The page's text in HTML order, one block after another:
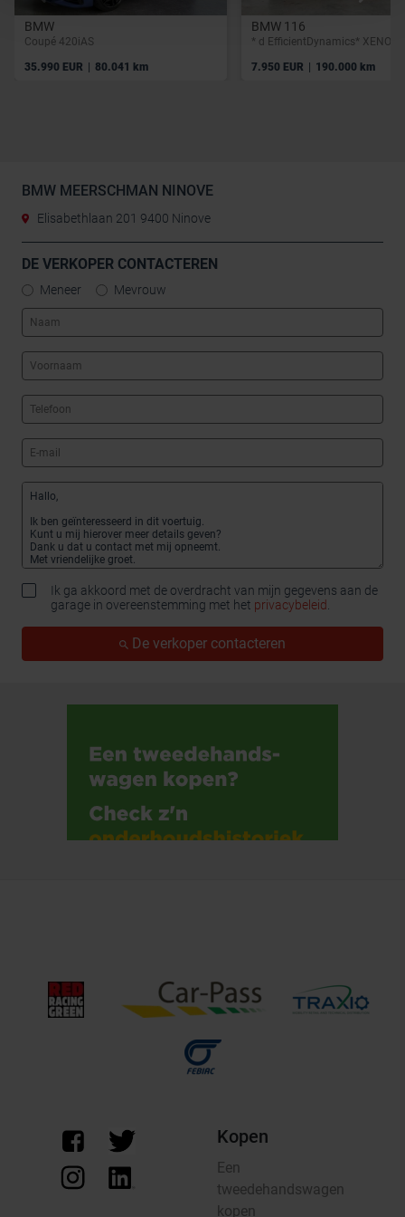
BMW
Coupé 420iAS
35.990 EUR | 80.041 km
BMW 116
7.950 EUR | 190.000 km
BMW MEERSCHMAN NINOVE
Elisabethlaan 201 9400 Ninove
DE VERKOPER CONTACTEREN
Meneer Mevrouw
Ik ga akkoord met de overdracht van mijn gegevens aan de
garage in overeenstemming met het privacybeleid.
De verkoper contacteren
Kopen
Een
tweedehandswagen
kopen